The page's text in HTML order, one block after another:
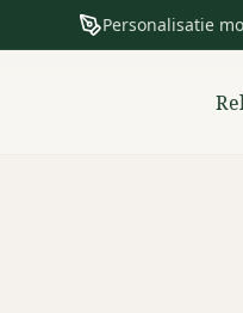
Personalisatie